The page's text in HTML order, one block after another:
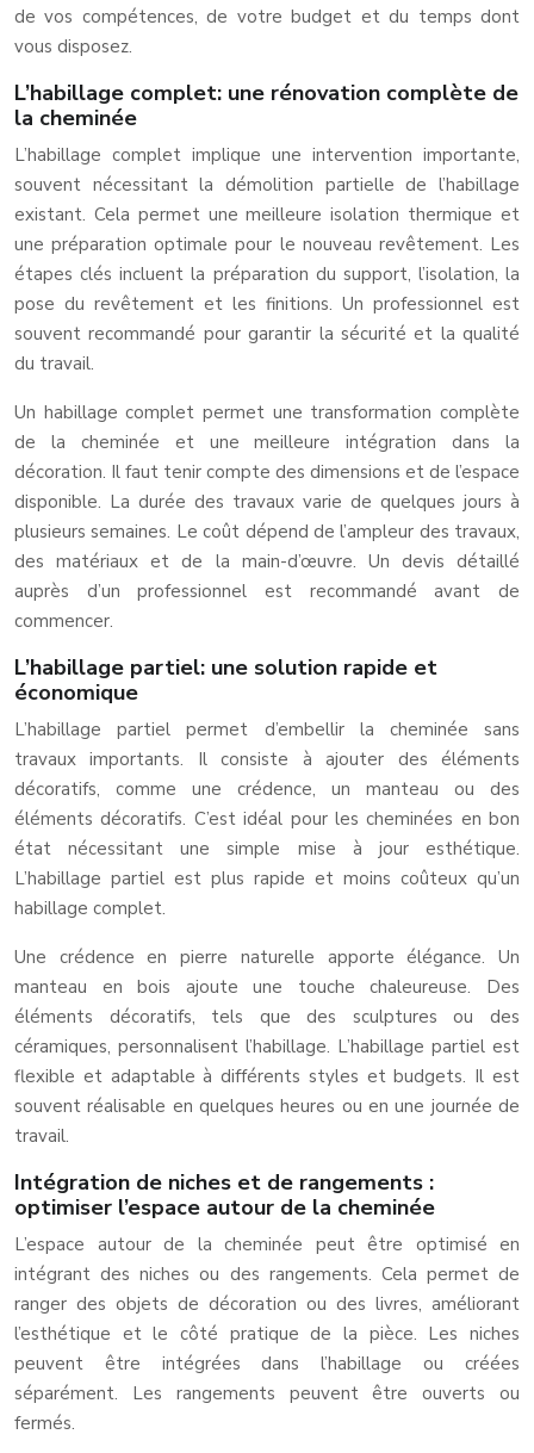
de vos compétences, de votre budget et du temps dont
vous disposez.
L’habillage complet: une rénovation complète de
la cheminée
L’habillage complet implique une intervention importante,
souvent nécessitant la démolition partielle de l’habillage
existant. Cela permet une meilleure isolation thermique et
une préparation optimale pour le nouveau revêtement. Les
étapes clés incluent la préparation du support, l’isolation, la
pose du revêtement et les finitions. Un professionnel est
souvent recommandé pour garantir la sécurité et la qualité
du travail.
Un habillage complet permet une transformation complète
de la cheminée et une meilleure intégration dans la
décoration. Il faut tenir compte des dimensions et de l’espace
disponible. La durée des travaux varie de quelques jours à
plusieurs semaines. Le coût dépend de l’ampleur des travaux,
des matériaux et de la main-d’œuvre. Un devis détaillé
auprès d’un professionnel est recommandé avant de
commencer.
L’habillage partiel: une solution rapide et
économique
L’habillage partiel permet d’embellir la cheminée sans
travaux importants. Il consiste à ajouter des éléments
décoratifs, comme une crédence, un manteau ou des
éléments décoratifs. C’est idéal pour les cheminées en bon
état nécessitant une simple mise à jour esthétique.
L’habillage partiel est plus rapide et moins coûteux qu’un
habillage complet.
Une crédence en pierre naturelle apporte élégance. Un
manteau en bois ajoute une touche chaleureuse. Des
éléments décoratifs, tels que des sculptures ou des
céramiques, personnalisent l’habillage. L’habillage partiel est
flexible et adaptable à différents styles et budgets. Il est
souvent réalisable en quelques heures ou en une journée de
travail.
Intégration de niches et de rangements :
optimiser l’espace autour de la cheminée
L’espace autour de la cheminée peut être optimisé en
intégrant des niches ou des rangements. Cela permet de
ranger des objets de décoration ou des livres, améliorant
l’esthétique et le côté pratique de la pièce. Les niches
peuvent être intégrées dans l’habillage ou créées
séparément. Les rangements peuvent être ouverts ou
fermés.